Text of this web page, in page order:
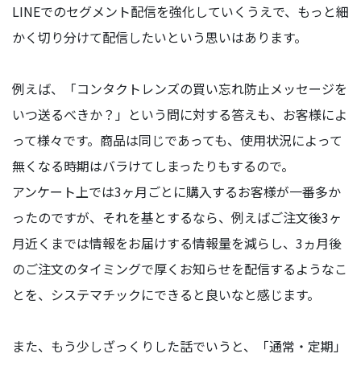
LINEでのセグメント配信を強化していくうえで、もっと細
かく切り分けて配信したいという思いはあります。
例えば、「コンタクトレンズの買い忘れ防止メッセージを
いつ送るべきか？」という問に対する答えも、お客様によ
って様々です。商品は同じであっても、使用状況によって
無くなる時期はバラけてしまったりもするので。
アンケート上では3ヶ月ごとに購入するお客様が一番多か
ったのですが、それを基とするなら、例えばご注文後3ヶ
月近くまでは情報をお届けする情報量を減らし、3ヵ月後
のご注文のタイミングで厚くお知らせを配信するようなこ
とを、システマチックにできると良いなと感じます。
また、もう少しざっくりした話でいうと、「通常・定期」